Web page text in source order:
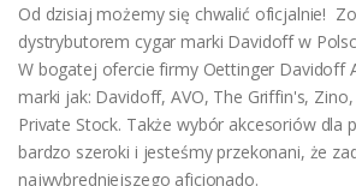
Od dzisiaj możemy się chwalić oficjalnie!
dystrybutorem cygar marki Davidoff w
W bogatej ofercie firmy Oettinger Davidoff
marki jak: Davidoff, AVO, The Griffin's,
Private Stock. Także wybór akcesoriów dla
bardzo szeroki i jesteśmy przekonani, że
najwybredniejszego aficionado.